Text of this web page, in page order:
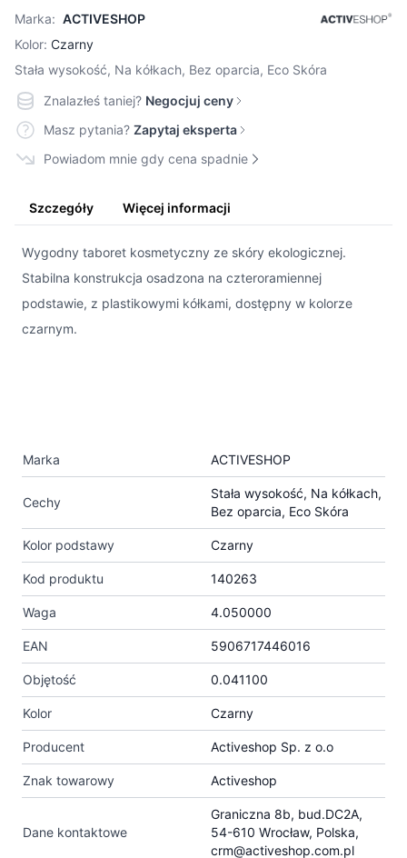
Marka: ACTIVESHOP
Kolor: Czarny
Stała wysokość, Na kółkach, Bez oparcia, Eco Skóra
Znalazłeś taniej? Negocjuj ceny
Masz pytania? Zapytaj eksperta
Powiadom mnie gdy cena spadnie
Szczegóły Więcej informacji
Wygodny taboret kosmetyczny ze skóry ekologicznej.
Stabilna konstrukcja osadzona na czteroramiennej
podstawie, z plastikowymi kółkami, dostępny w kolorze
czarnym.
Marka ACTIVESHOP
Cechy
Stała wysokość, Na kółkach,
Bez oparcia, Eco Skóra
Kolor podstawy Czarny
Kod produktu 140263
Waga 4.050000
EAN 5906717446016
Objętość 0.041100
Kolor Czarny
Producent Activeshop Sp. z o.o
Znak towarowy Activeshop
Dane kontaktowe
Graniczna 8b, bud.DC2A,
54-610 Wrocław, Polska,
crm@activeshop.com.pl